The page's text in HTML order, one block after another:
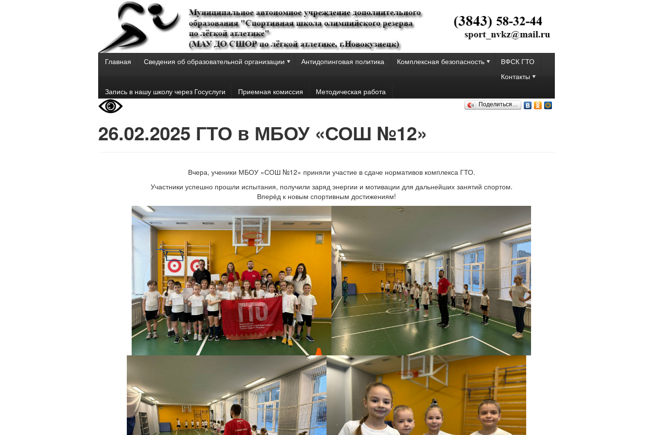
Главная Сведения об образовательной организации Антидопинговая политика Комплексная безопасность
ВФСК ГТО
Контакты
Запись в нашу школу через Госуслуги
Приемная комиссия Методическая работа
Поделиться…
26.02.2025 ГТО в МБОУ «СОШ №12»
Вчера, ученики МБОУ «СОШ №12» приняли участие в сдаче нормативов комплекса ГТО.
Участники успешно прошли испытания, получили заряд энергии и мотивации для дальнейших занятий спортом.
Вперёд к новым спортивным достижениям!